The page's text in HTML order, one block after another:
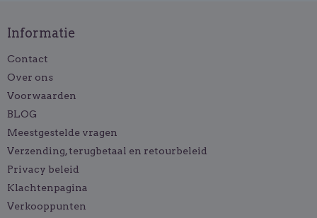
Informatie
Contact
Over ons
Voorwaarden
BLOG
Meestgestelde vragen
Verzending, terugbetaal en retourbeleid
Privacy beleid
Klachtenpagina
Verkooppunten